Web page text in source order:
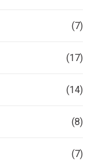
(7)
(17)
(14)
(8)
(7)